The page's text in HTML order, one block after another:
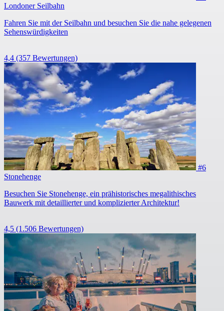
Londoner Seilbahn
Fahren Sie mit der Seilbahn und besuchen Sie die nahe gelegenen
Sehenswürdigkeiten
4,4 (357 Bewertungen)
#6
Stonehenge
Besuchen Sie Stonehenge, ein prähistorisches megalithisches
Bauwerk mit detaillierter und komplizierter Architektur!
4,5 (1.506 Bewertungen)